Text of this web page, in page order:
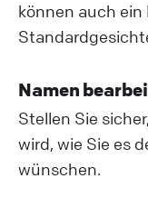
können auch ein
Namen
Stellen Sie
wird, wie Sie es
wünschen.